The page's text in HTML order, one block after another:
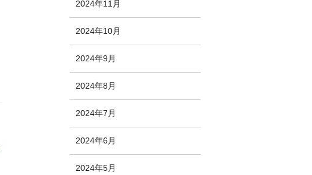
2024年11月
2024年10月
2024年9月
2024年8月
2024年7月
2024年6月
2024年5月